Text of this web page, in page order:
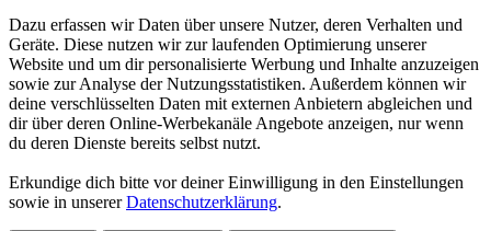
Dazu erfassen wir Daten über unsere Nutzer, deren Verhalten und
Geräte. Diese nutzen wir zur laufenden Optimierung unserer
Website und um dir personalisierte Werbung und Inhalte anzuzeigen
sowie zur Analyse der Nutzungsstatistiken. Außerdem können wir
deine verschlüsselten Daten mit externen Anbietern abgleichen und
dir über deren Online-Werbekanäle Angebote anzeigen, nur wenn
du deren Dienste bereits selbst nutzt.
Erkundige dich bitte vor deiner Einwilligung in den Einstellungen
sowie in unsererDatenschutzerklärung.